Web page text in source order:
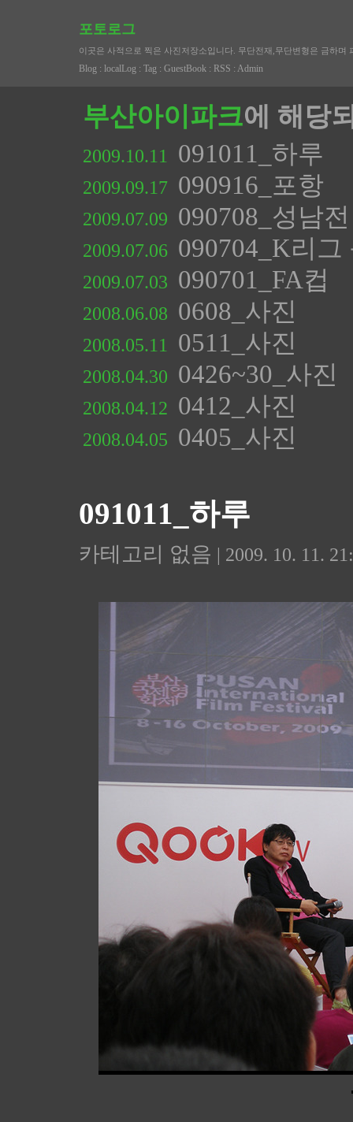
포토로그
이곳은 사적으로 찍은 사진저장소입니다. 무단전재,무단변형은 금하
Blog : localLog : Tag : GuestBook : RSS : Admin
부산아이파크에 해당
2009.10.11 091011_하루
2009.09.17 090916_포항
2009.07.09 090708_성남전
2009.07.06 090704_K리그
2009.07.03 090701_FA컵
2008.06.08 0608_사진
2008.05.11 0511_사진
2008.04.30 0426~30_사진
2008.04.12 0412_사진
2008.04.05 0405_사진
091011_하루
카테고리 없음 | 2009. 10. 11.